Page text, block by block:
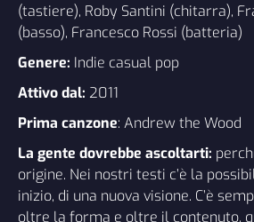
(tastiere), Roby Santini (chitarra),
(basso), Francesco Rossi (batteria)
Genere: Indie casual pop
Attivo dal: 2011
Prima canzone: Andrew the Wood
La gente dovrebbe ascoltarti:
origine. Nei nostri testi c’è la
inizio, di una nuova visione. C’è
oltre la forma e oltre il contenuto,